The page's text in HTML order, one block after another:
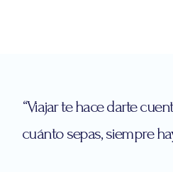
“Viajar te hace darte
cuánto sepas, siempre